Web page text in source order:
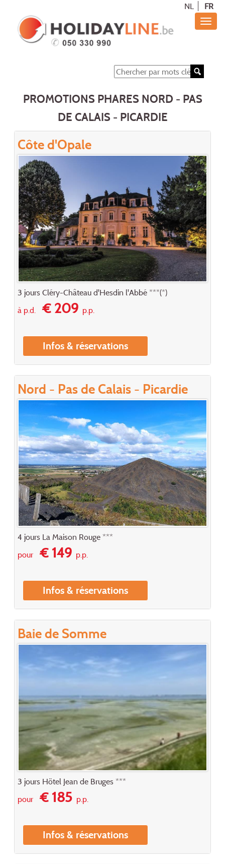
NL FR
PROMOTIONS PHARES NORD - PAS
DE CALAIS - PICARDIE
Côte d'Opale
3 jours Cléry-Château d'Hesdin l'Abbé ***(*)
à p.d.€ 209p.p.
Infos & réservations
Nord - Pas de Calais - Picardie
4 jours La Maison Rouge ***
pour€ 149p.p.
Infos & réservations
Baie de Somme
3 jours Hötel Jean de Bruges ***
pour€ 185p.p.
Infos & réservations